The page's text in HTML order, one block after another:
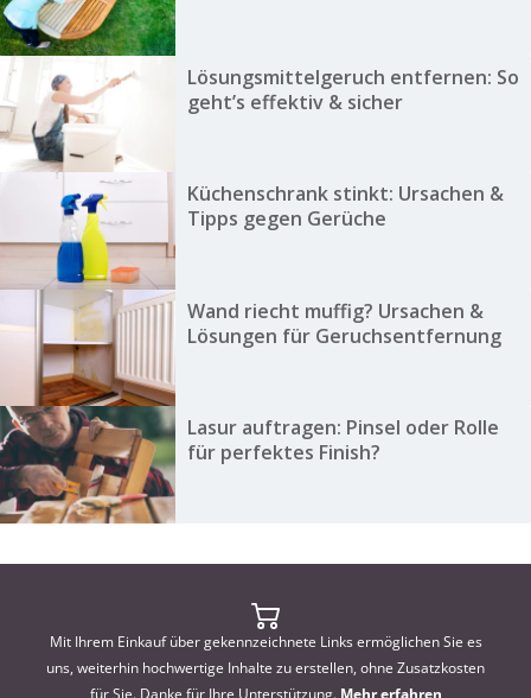
Lösungsmittelgeruch entfernen: So
geht’s effektiv & sicher
Küchenschrank stinkt: Ursachen &
Tipps gegen Gerüche
Wand riecht muffig? Ursachen &
Lösungen für Geruchsentfernung
Lasur auftragen: Pinsel oder Rolle
für perfektes Finish?
Mit Ihrem Einkauf über gekennzeichnete Links ermöglichen Sie es
uns, weiterhin hochwertige Inhalte zu erstellen, ohne Zusatzkosten
für Sie. Danke für Ihre Unterstützung. Mehr erfahren